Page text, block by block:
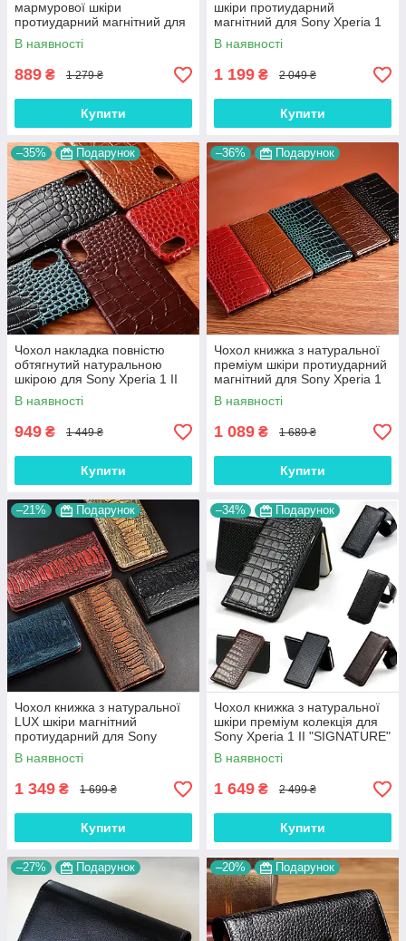
мармурової шкіри
протиударний магнітний для
Sony Xperia 1 II "MARBLE"
В наявності
889 ₴ 1 279 ₴
Купити
шкіри протиударний
магнітний для Sony Xperia 1
II "JACOSA"
В наявності
1 199 ₴ 2 049 ₴
Купити
–35% Подарунок
Чохол накладка повністю
обтягнутий натуральною
шкірою для Sony Xperia 1 II
"SIGNATURE"
В наявності
949 ₴ 1 449 ₴
Купити
–36% Подарунок
Чохол книжка з натуральної
преміум шкіри протиударний
магнітний для Sony Xperia 1
II "CROCODILE"
В наявності
1 089 ₴ 1 689 ₴
Купити
–21% Подарунок
Чохол книжка з натуральної
LUX шкіри магнітний
протиударний для Sony
Xperia 1 II "ZENUS"
В наявності
1 349 ₴ 1 699 ₴
Купити
–34% Подарунок
Чохол книжка з натуральної
шкіри преміум колекція для
Sony Xperia 1 II "SIGNATURE"
В наявності
1 649 ₴ 2 499 ₴
Купити
–27% Подарунок –20% Подарунок